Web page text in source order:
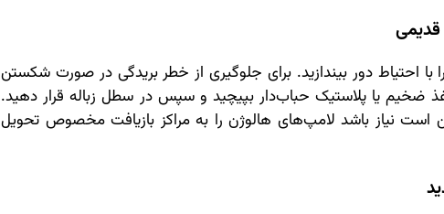
با احتیاط دور بیندازید. برای جلوگیری از خطر بریدگی در صورت شکستن
ضخیم یا پلاستیک حباب‌دار بپیچید و سپس در سطل زباله قرار دهید.
است نیاز باشد لامپ‌های هالوژن را به مراکز بازیافت مخصوص تحویل